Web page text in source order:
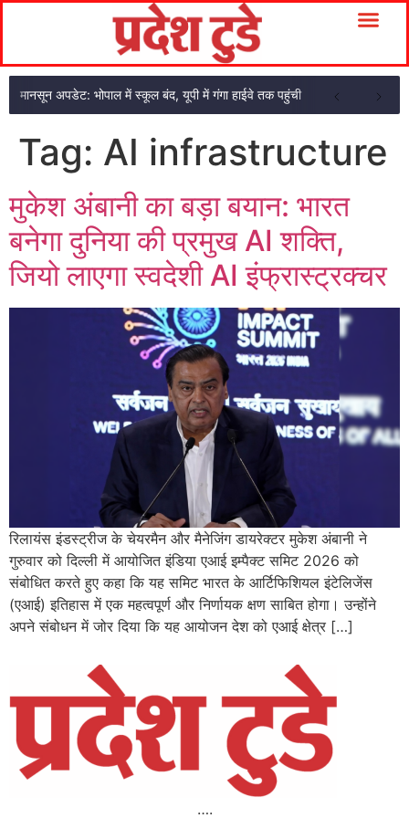
मानसून अपडेट: भोपाल में स्कूल बंद, यूपी में गंगा हाईवे तक पहुंची
Tag: AI infrastructure
मुकेश अंबानी का बड़ा बयान: भारत
बनेगा दुनिया की प्रमुख AI शक्ति,
जियो लाएगा स्वदेशी AI इंफ्रास्ट्रक्चर
रिलायंस इंडस्ट्रीज के चेयरमैन और मैनेजिंग डायरेक्टर मुकेश अंबानी ने
गुरुवार को दिल्ली में आयोजित इंडिया एआई इम्पैक्ट समिट 2026 को
संबोधित करते हुए कहा कि यह समिट भारत के आर्टिफिशियल इंटेलिजेंस
(एआई) इतिहास में एक महत्वपूर्ण और निर्णायक क्षण साबित होगा। उन्होंने
अपने संबोधन में जोर दिया कि यह आयोजन देश को एआई क्षेत्र […]
….